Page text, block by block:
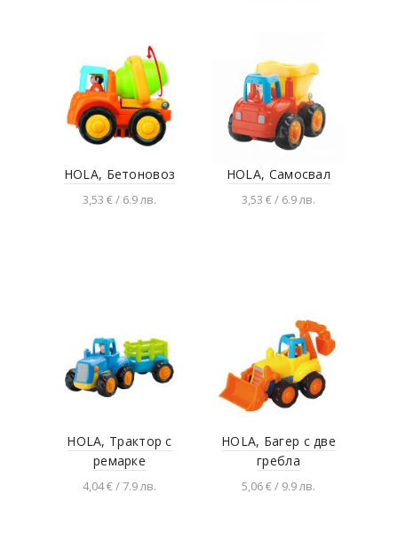
HOLA, Бетоновоз
3,53 € / 6.9 лв.
HOLA, Самосвал
3,53 € / 6.9 лв.
HOLA, Трактор с
ремарке
4,04 € / 7.9 лв.
HOLA, Багер с две
гребла
5,06 € / 9.9 лв.